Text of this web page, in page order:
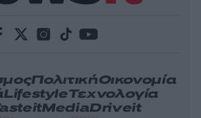
ΠολιτικήΟικονομία
LifestyleΤεχνολογία
MediaDriveit